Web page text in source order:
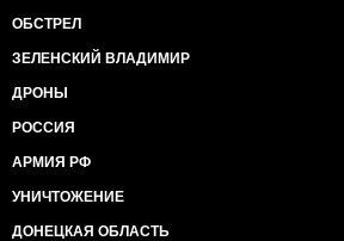
ОБСТРЕЛ
ЗЕЛЕНСКИЙ ВЛАДИМИР
ДРОНЫ
РОССИЯ
АРМИЯ РФ
УНИЧТОЖЕНИЕ
ДОНЕЦКАЯ ОБЛАСТЬ